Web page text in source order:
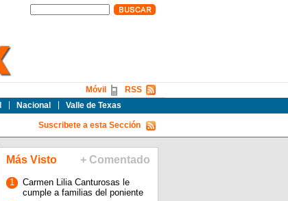
Nacional Valle de Texas
RSS
Móvil
Suscribete a esta Sección
Más Visto + Comentado
1
Carmen Lilia Canturosas le
cumple a familias del poniente